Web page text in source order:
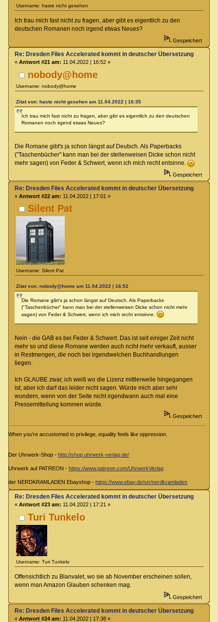
Username: haste nicht gesehen
Ich trau mich fast nicht zu fragen, aber gibt es eigentlich zu den
deutschen Romanen noch irgend etwas Neues?
Gespeichert
nobody@home
Username: nobody@home
Re: Dresden Files Accelerated kommt in deutscher Übersetzung
« Antwort #21 am: 11.04.2022 | 16:52 »
Zitat von: haste nicht gesehen am 11.04.2022 | 16:35
Ich trau mich fast nicht zu fragen, aber gibt es eigentlich zu den deutschen
Romanen noch irgend etwas Neues?
Die Romane gibt's ja schon längst auf Deutsch. Als Paperbacks
("Taschenbücher" kann man bei der stellenweisen Dicke schon nicht
mehr sagen) von Feder & Schwert, wenn ich mich recht entsinne.
Gespeichert
Silent Pat
Username: Silent Pat
Re: Dresden Files Accelerated kommt in deutscher Übersetzung
« Antwort #22 am: 11.04.2022 | 17:01 »
Zitat von: nobody@home am 11.04.2022 | 16:52
Die Romane gibt's ja schon längst auf Deutsch. Als Paperbacks
("Taschenbücher" kann man bei der stellenweisen Dicke schon nicht mehr
sagen) von Feder & Schwert, wenn ich mich recht entsinne.
Nein - die GAB es bei Feder & Schwert. Das ist seit einiger Zeit nicht
mehr so und diese Romane werden auch nciht mehr verkauft, ausser
in Restmengen, die noch bei irgendwelchen Buchhandlungen
liegen.
Ich GLAUBE zwar, ich weiß wo die Lizenz mittlerweile hingegangen
ist, aber ich darf das leider nicht sagen. Würde mich aber sehr
wundern, wenn von der Seite nicht irgendwann auch mal eine
Pressemitteilung kommen würde.
Gespeichert
When you’re accustomed to privilege, equality feels like oppression.
Der Uhrwerk-Shop - http://shop.uhrwerk-verlag.de/
Uhrwerk auf PATREON - https://www.patreon.com/UhrwerkVerlag
der NERDKRAMLADEN Ebayshop - https://www.ebay.de/str/nerdkramladen
Turi Tunkelo
Username: Turi Tunkelo
Re: Dresden Files Accelerated kommt in deutscher Übersetzung
« Antwort #23 am: 11.04.2022 | 17:21 »
Offensichtlich zu Blanvalet, wo sie ab November erscheinen sollen,
wenn man Amazon Glauben schenken mag.
Gespeichert
Re: Dresden Files Accelerated kommt in deutscher Übersetzung
« Antwort #24 am: 11.04.2022 | 17:38 »